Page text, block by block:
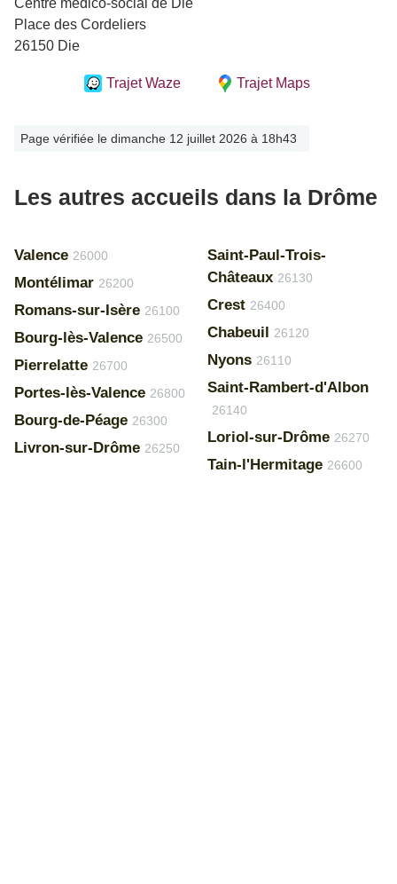
Centre médico-social de Die
Place des Cordeliers
26150 Die
Trajet Waze Trajet Maps
Page vérifiée le dimanche 12 juillet 2026 à 18h43
Les autres accueils dans la Drôme
Valence 26000
Montélimar 26200
Romans-sur-Isère 26100
Bourg-lès-Valence 26500
Pierrelatte 26700
Portes-lès-Valence 26800
Bourg-de-Péage 26300
Livron-sur-Drôme 26250
Saint-Paul-Trois-
Châteaux 26130
Crest 26400
Chabeuil 26120
Nyons 26110
Saint-Rambert-d'Albon
26140
Loriol-sur-Drôme 26270
Tain-l'Hermitage 26600